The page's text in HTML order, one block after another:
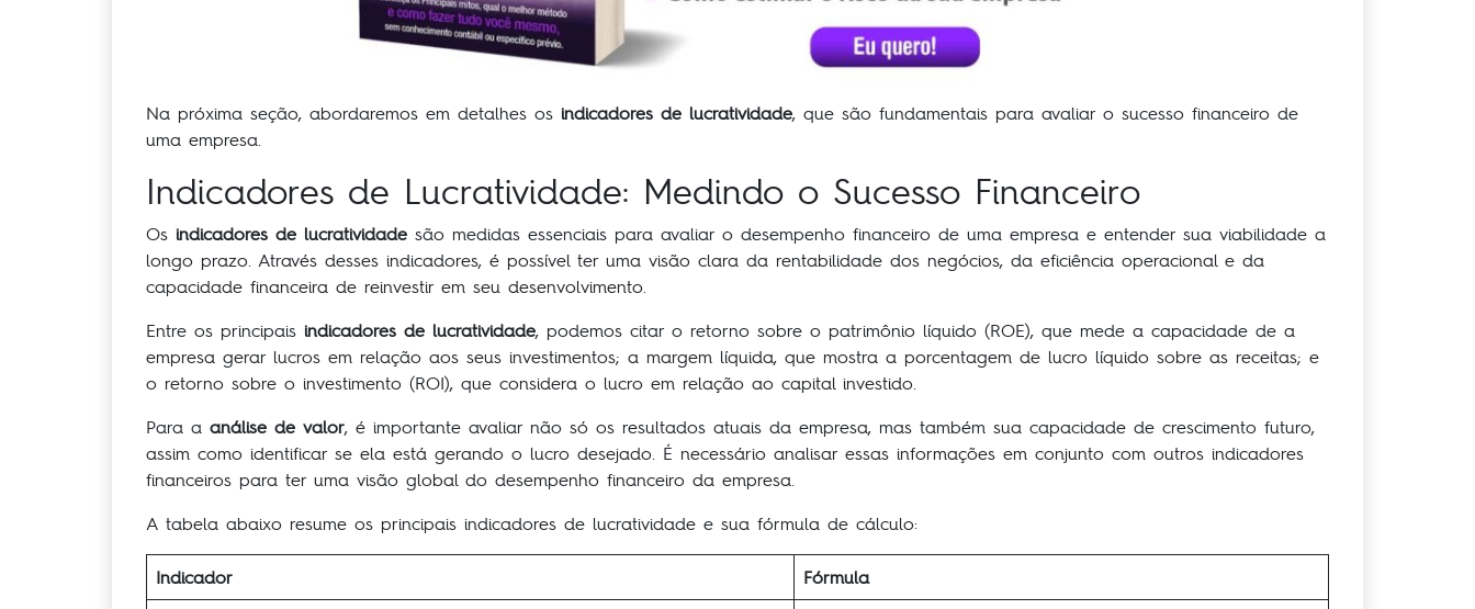
Na próxima seção, abordaremos em detalhes os indicadores de lucratividade, que são fundamentais para avaliar o sucesso financeiro de
uma empresa.
Indicadores de Lucratividade: Medindo o Sucesso Financeiro
Os indicadores de lucratividade são medidas essenciais para avaliar o desempenho financeiro de uma empresa e entender sua viabilidade a
longo prazo. Através desses indicadores, é possível ter uma visão clara da rentabilidade dos negócios, da eficiência operacional e da
capacidade financeira de reinvestir em seu desenvolvimento.
Entre os principais indicadores de lucratividade, podemos citar o retorno sobre o patrimônio líquido (ROE), que mede a capacidade de a
empresa gerar lucros em relação aos seus investimentos; a margem líquida, que mostra a porcentagem de lucro líquido sobre as receitas; e
o retorno sobre o investimento (ROI), que considera o lucro em relação ao capital investido.
Para a análise de valor, é importante avaliar não só os resultados atuais da empresa, mas também sua capacidade de crescimento futuro,
assim como identificar se ela está gerando o lucro desejado. É necessário analisar essas informações em conjunto com outros indicadores
financeiros para ter uma visão global do desempenho financeiro da empresa.
A tabela abaixo resume os principais indicadores de lucratividade e sua fórmula de cálculo:
Indicador
Fórmula